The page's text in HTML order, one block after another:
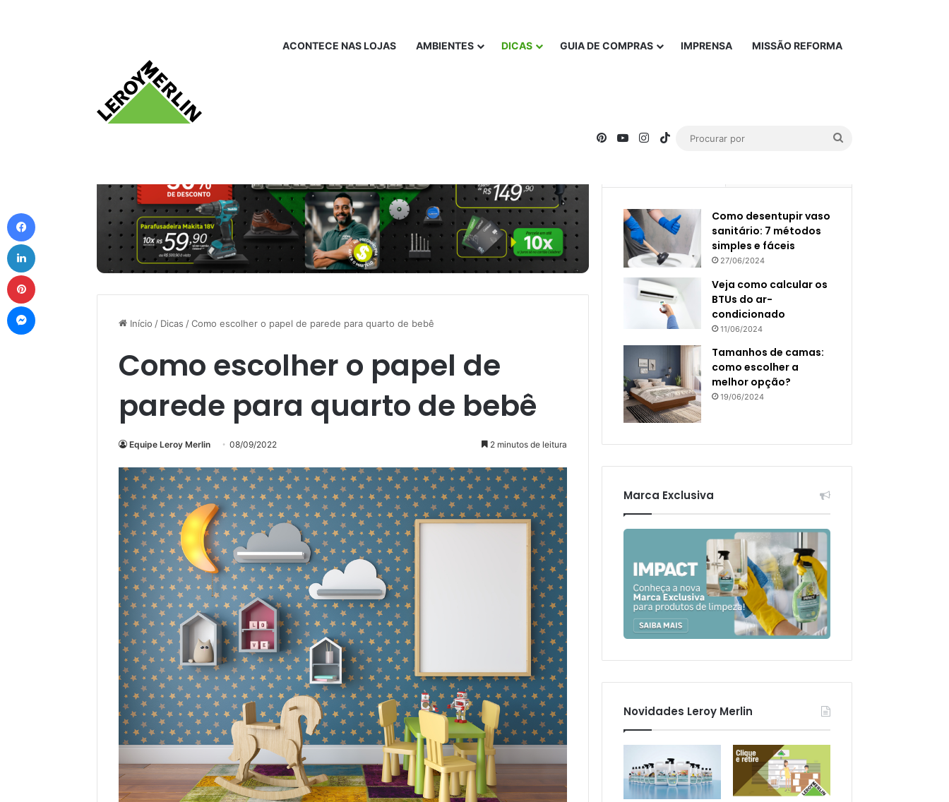
ACONTECE NAS LOJAS AMBIENTES DICAS GUIA DE COMPRAS IMPRENSA MISSÃO REFORMA
PinterestYouTubeInstagram
TikTok
Início / Dicas /Como escolher o papel de parede para quarto de bebê
Como escolher o papel de
parede para quarto de bebê
Equipe Leroy Merlin 08/09/2022 2 minutos de leitura
Como desentupir vaso
sanitário: 7 métodos
simples e fáceis
27/06/2024
Veja como calcular os
BTUs do ar-
condicionado
11/06/2024
Tamanhos de camas:
como escolher a
melhor opção?
19/06/2024
Marca Exclusiva
Novidades Leroy Merlin